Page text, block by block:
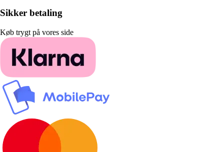
Sikker betaling
Køb trygt på vores side